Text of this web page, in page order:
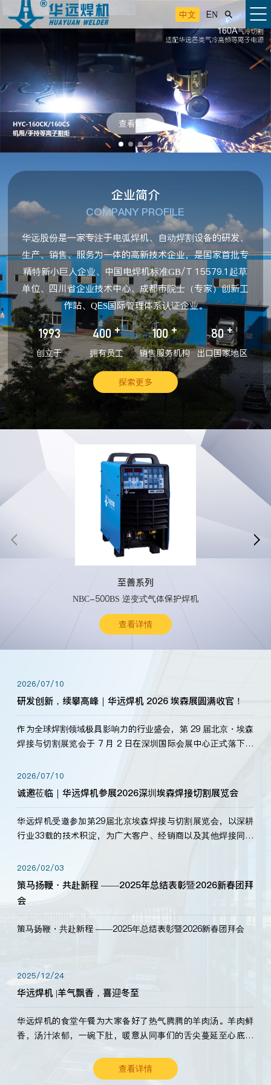
中文 EN 
查看详情
企业简介
COMPANY PROFILE
华远股份是一家专注于电弧焊机、自动焊割设备的研发、
生产、销售、服务为一体的高新技术企业，是国家首批专
精特新小巨人企业、中国电焊机标准GB/T 15579.1起草
单位、四川省企业技术中心、成都市院士（专家）创新工
作站、QES国际管理体系认证企业。
1993
创立于
400 +
拥有员工
100 +
销售服务机构
80 +
出口国家地区
探索更多
至善系列
NBC-500BS 逆变式气体保护焊机
查看详情
 
2026/07/10
研发创新，续攀高峰｜华远焊机 2026 埃森展圆满收官！
作为全球焊割领域极具影响力的行业盛会，第 29 届北京・埃森
焊接与切割展览会于 7 月 2 日在深圳国际会展中心正式落下帷
标准，持之以恒研发新产品、新技术。新老客户、行业伙伴、
海内外客户为目睹公司发布的新产…
2026/07/10
诚邀莅临｜华远焊机参展2026深圳埃森焊接切割展览会
华远焊机受邀参加第29届北京埃森焊接与切割展览会，以深耕
行业33载的技术积淀，为广大客户、经销商以及其他焊接同仁
2026/02/03
策马扬鞭・共赴新程 ——2025年总结表彰暨2026新春团拜
会
策马扬鞭・共赴新程 ——2025年总结表彰暨2026新春团拜会
2025/12/24
华远焊机 |羊气飘香，喜迎冬至
华远焊机的食堂午餐为大家备好了热气腾腾的羊肉汤。羊肉鲜
香，汤汁浓郁，一碗下肚，暖意从同事们的舌尖蔓延至心底。
查看详情